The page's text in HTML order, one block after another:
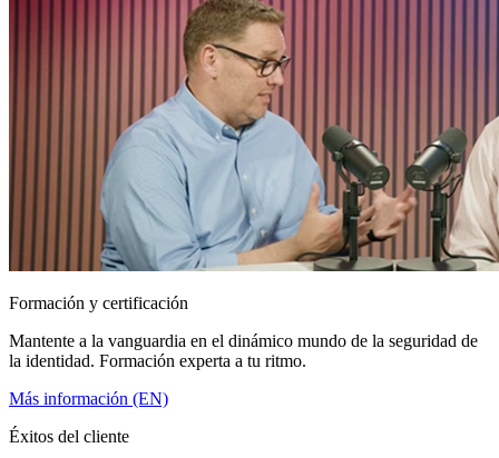
Formación y certificación
Mantente a la vanguardia en el dinámico mundo de la seguridad de
la identidad. Formación experta a tu ritmo.
Más información (EN)
Éxitos del cliente